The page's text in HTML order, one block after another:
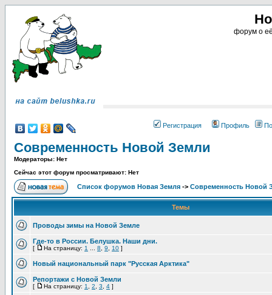
форум о
Регистрация Профиль
Современность Новой Земли
Модераторы: Нет
Сейчас этот форум просматривают: Нет
Список форумов Новая Земля -> Современность Новой
Темы
Проводы зимы на Новой Земле
Где-то в России. Белушка. Наши дни.
[ На страницу: 1 8 9 10 ]
Новый национальный парк "Русская Арктика"
Репортажи с Новой Земли
[ На страницу: 1 2 3 4 ]